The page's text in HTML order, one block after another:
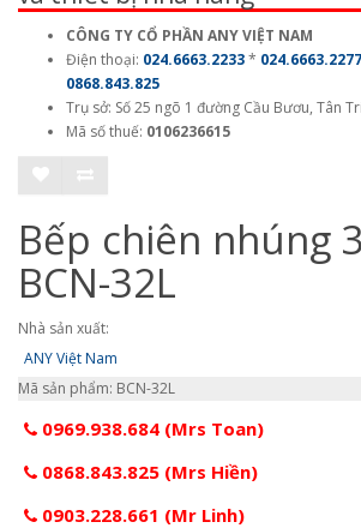
CÔNG TY CỔ PHẦN ANY VIỆT NAM
Điện thoại: 024.6663.2233* 024.6663.2277
0868.843.825
Trụ sở: Số 25 ngõ 1 đường Cầu Bươu, Tân
Mã số thuế: 0106236615
Bếp chiên nhúng
BCN-32L
Nhà sản xuất:
ANY Việt Nam
Mã sản phẩm: BCN-32L
0969.938.684 (Mrs Toan)
0868.843.825 (Mrs Hiền)
0903.228.661 (Mr Linh)